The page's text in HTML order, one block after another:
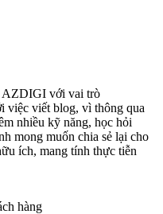
AZDIGI với vai trò
việc viết blog, vì thông qua
nhiều kỹ năng, học hỏi
mong muốn chia sẻ lại cho
ích, mang tính thực tiễn
hàng